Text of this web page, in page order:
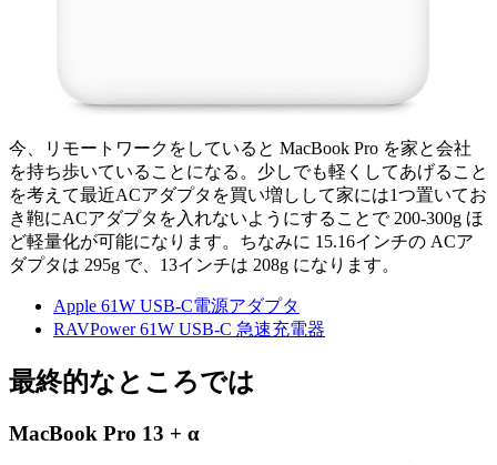
今、リモートワークをしていると MacBook Pro を家と会社
を持ち歩いていることになる。少しでも軽くしてあげること
を考えて最近ACアダプタを買い増しして家には1つ置いてお
き鞄にACアダプタを入れないようにすることで 200-300g ほ
ど軽量化が可能になります。ちなみに 15.16インチの ACア
ダプタは 295g で、13インチは 208g になります。
Apple 61W USB-C電源アダプタ
RAVPower 61W USB-C 急速充電器
最終的なところでは
MacBook Pro 13 + α